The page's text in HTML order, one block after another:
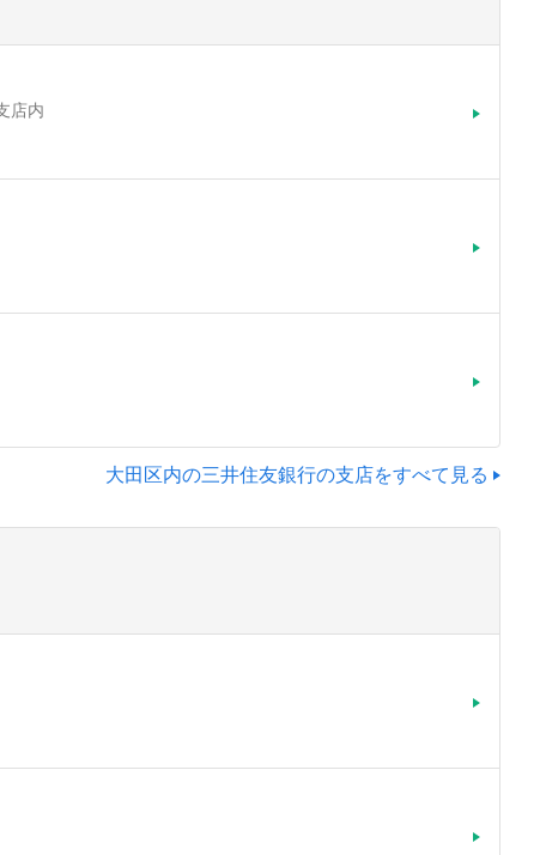
店内
大田区内の三井住友銀行の支店をすべて見る